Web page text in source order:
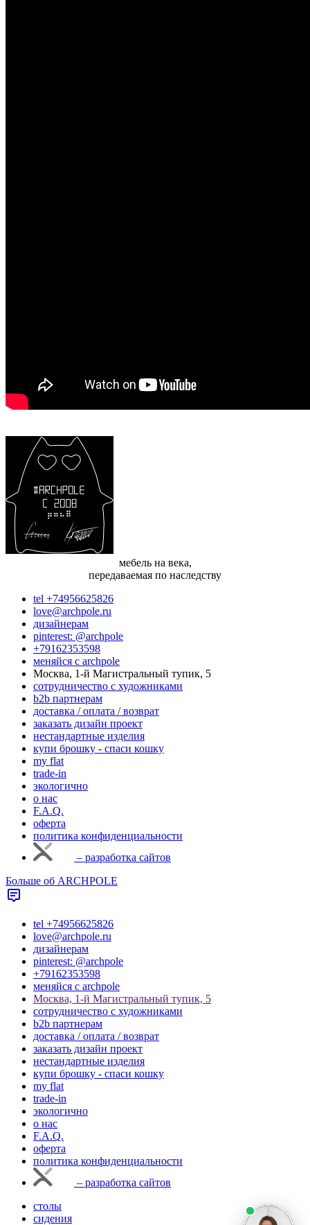
мебель на века,
передаваемая по наследству
tel +74956625826
love@archpole.ru
дизайнерам
pinterest: @archpole
+79162353598
меняйся с аrchpole
Москва, 1-й Магистральный тупик, 5
cотрудничество с художниками
b2b партнерам
доставка / оплата / возврат
заказать дизайн проект
нестандартные изделия
купи брошку - спаси кошку
my flat
trade-in
экологично
о нас
F.A.Q.
оферта
политика конфиденциальности
– разработка сайтов
Больше об ARCHPOLE
tel +74956625826
love@archpole.ru
дизайнерам
pinterest: @archpole
+79162353598
меняйся с аrchpole
Москва, 1-й Магистральный тупик, 5
cотрудничество с художниками
b2b партнерам
доставка / оплата / возврат
заказать дизайн проект
нестандартные изделия
купи брошку - спаси кошку
my flat
trade-in
экологично
о нас
F.A.Q.
оферта
политика конфиденциальности
– разработка сайтов
столы
сидения